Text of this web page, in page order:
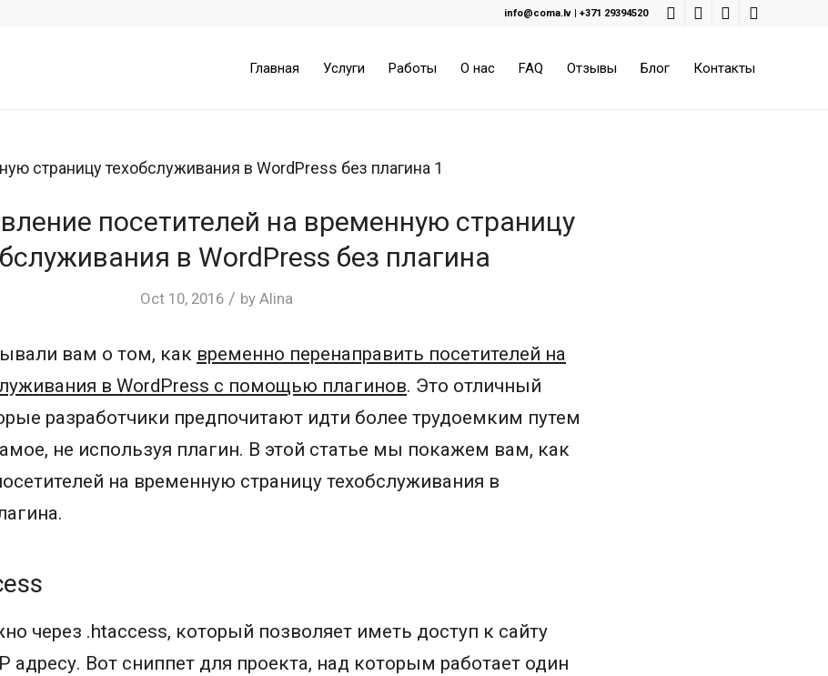
info@coma.lv | +371 29394520
Главная Услуги Работы О нас FAQ Отзывы Блог Контакты
посетителей на временную страницу
в WordPress без плагина
Oct 10, 2016 / by Alina
вам о том, как временно перенаправить посетителей на
в WordPress с помощью плагинов. Это отличный
разработчики предпочитают идти более трудоемким путем
не используя плагин. В этой статье мы покажем вам, как
на временную страницу техобслуживания в
через .htaccess, который позволяет иметь доступ к сайту
адресу. Вот сниппет для проекта, над которым работает один